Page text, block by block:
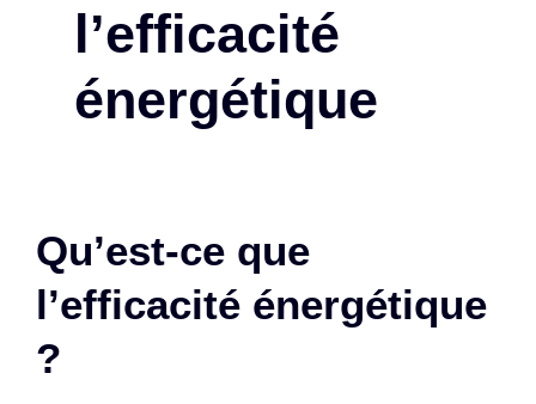
l’efficacité
énergétique
Qu’est-ce que
l’efficacité énergétique
?